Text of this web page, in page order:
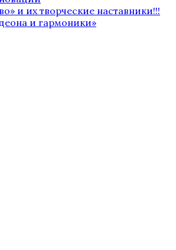
и их творческие наставники!!!
и гармоники»